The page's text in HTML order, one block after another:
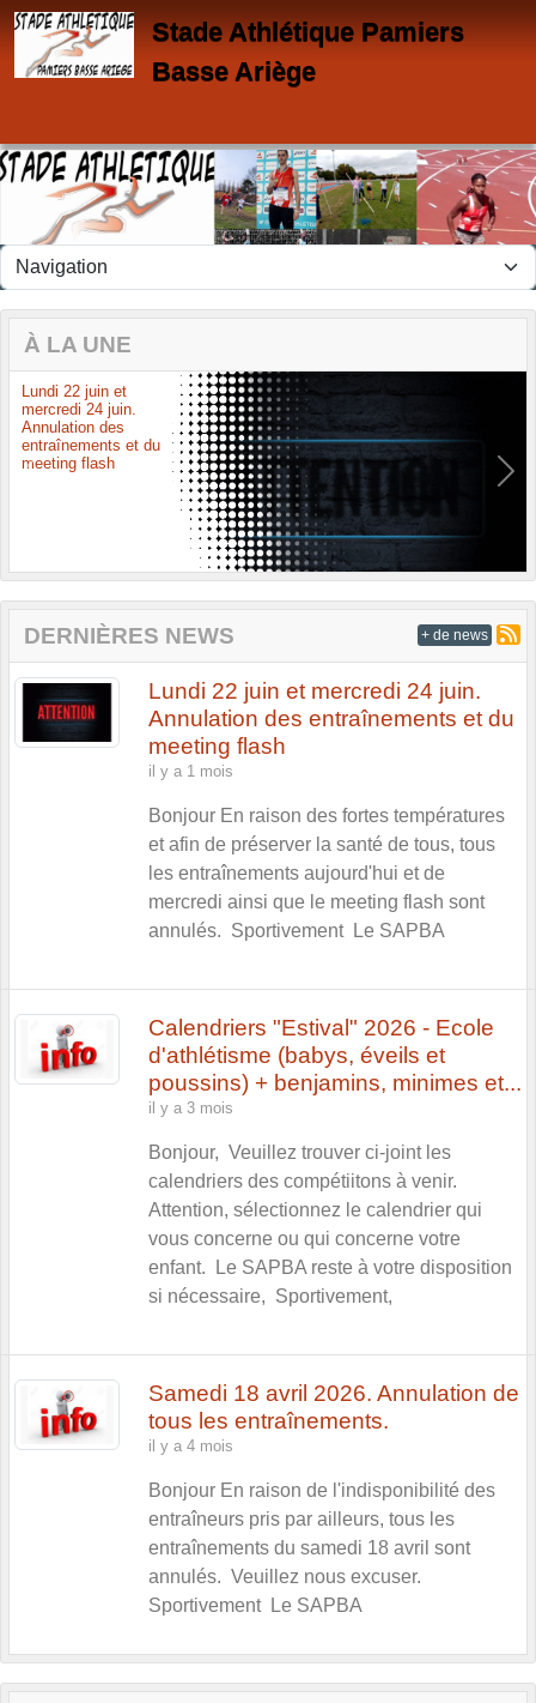
Stade Athlétique Pamiers
Basse Ariège
À LA UNE
Lundi 22 juin et
mercredi 24 juin.
Annulation des
entraînements et du
meeting flash
Next
DERNIÈRES NEWS
Lundi 22 juin et mercredi 24 juin.
Annulation des entraînements et du
meeting flash
il y a 1 mois
Bonjour En raison des fortes températures
et afin de préserver la santé de tous, tous
les entraînements aujourd'hui et de
mercredi ainsi que le meeting flash sont
annulés. Sportivement Le SAPBA
Calendriers "Estival" 2026 - Ecole
d'athlétisme (babys, éveils et
poussins) + benjamins, minimes et...
il y a 3 mois
Bonjour, Veuillez trouver ci-joint les
calendriers des compétiitons à venir.
Attention, sélectionnez le calendrier qui
vous concerne ou qui concerne votre
enfant. Le SAPBA reste à votre disposition
si nécessaire, Sportivement,
Samedi 18 avril 2026. Annulation de
tous les entraînements.
il y a 4 mois
Bonjour En raison de l'indisponibilité des
entraîneurs pris par ailleurs, tous les
entraînements du samedi 18 avril sont
annulés. Veuillez nous excuser.
Sportivement Le SAPBA
+ de news
Panneau de gestion des cookies